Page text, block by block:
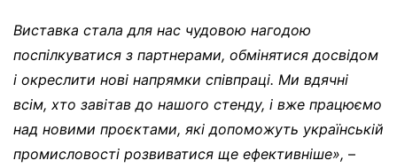
Виставка стала для нас чудовою нагодою
поспілкуватися з партнерами, обмінятися досвідом
і окреслити нові напрямки співпраці. Ми вдячні
всім, хто завітав до нашого стенду, і вже працюємо
над новими проєктами, які допоможуть українській
промисловості розвиватися ще ефективніше», –